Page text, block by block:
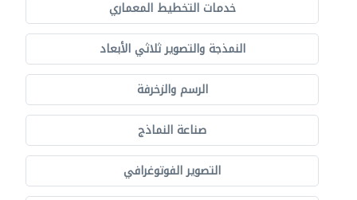
خدمات التخطيط المعماري
النمذجة والتصوير ثلاثي الأبعاد
الرسم والزخرفة
صناعة النماذج
التصوير الفوتوغرافي